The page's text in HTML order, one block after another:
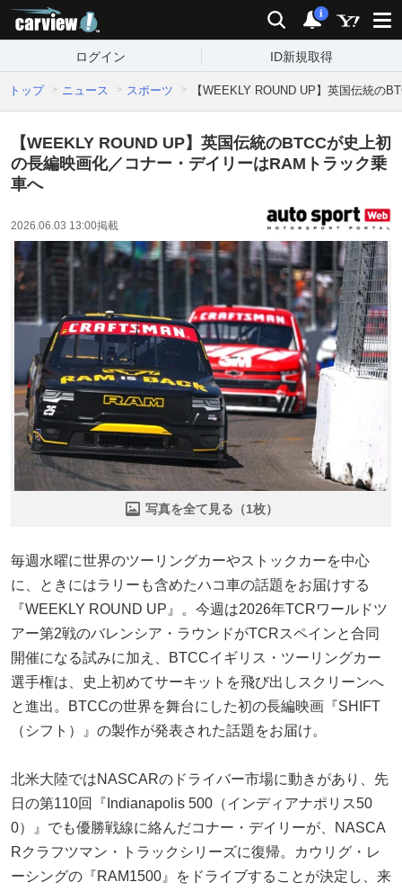
検索 通知
i
ログイン ID新規取得
トップ ニュース スポーツ 【WEEKLY ROUND UP】英国伝統の
【WEEKLY ROUND UP】英国伝統のBTCCが史上初
の長編映画化／コナー・デイリーはRAMトラック乗
車へ
2026.06.03 13:00掲載
写真を全て見る（1枚）
毎週水曜に世界のツーリングカーやストックカーを中心
に、ときにはラリーも含めたハコ車の話題をお届けする
『WEEKLY ROUND UP』。今週は2026年TCRワールドツ
アー第2戦のバレンシア・ラウンドがTCRスペインと合同
開催になる試みに加え、BTCCイギリス・ツーリングカー
選手権は、史上初めてサーキットを飛び出しスクリーンへ
と進出。BTCCの世界を舞台にした初の長編映画『SHIFT
（シフト）』の製作が発表された話題をお届け。
北米大陸ではNASCARのドライバー市場に動きがあり、先
日の第110回『Indianapolis 500（インディアナポリス50
0）』でも優勝戦線に絡んだコナー・デイリーが、NASCA
Rクラフツマン・トラックシリーズに復帰。カウリグ・レ
ーシングの『RAM1500』をドライブすることが決定し、来